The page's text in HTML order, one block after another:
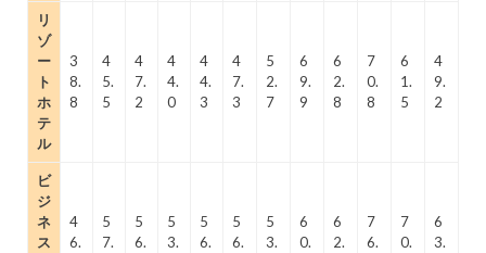
リ
ゾ
ー
ト
ホ
テ
ル
3
8.
8
4
5.
5
4
7.
2
4
4.
0
4
4.
3
4
7.
3
5
2.
7
6
9.
9
6
2.
8
7
0.
8
6
1.
5
4
9.
2
ビ
ジ
ネ
ス
4
6.
5
7.
5
6.
5
3.
5
6.
5
6.
5
3.
6
0.
6
2.
7
6.
7
0.
6
3.